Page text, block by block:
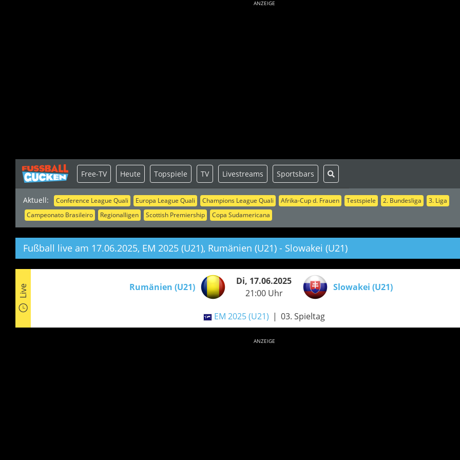
ANZEIGE
Aktuell: Conference League Quali Europa League Quali Champions League Quali Afrika-Cup d. Frauen Testspiele 2. Bundesliga
3. Liga
Campeonato Brasileiro
Regionalligen Scottish Premiership Copa Sudamericana
Free-TV Heute Topspiele TV Livestreams Sportsbars
Fußball live am 17.06.2025, EM 2025 (U21), Rumänien (U21) - Slowakei (U21)
Live Rumänien (U21)
Di, 17.06.2025
21:00 Uhr
Slowakei (U21)
EM 2025 (U21) 03. Spieltag
ANZEIGE